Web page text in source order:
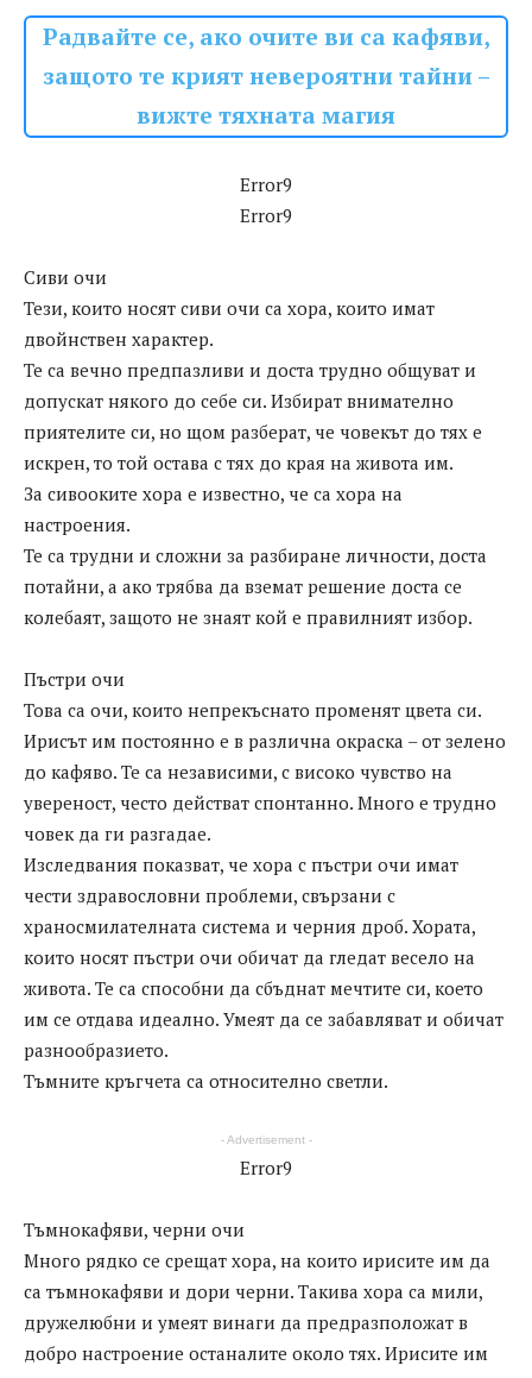
Радвайте се, ако очите ви са кафяви,
защото те крият невероятни тайни –
вижте тяхната магия
Error9
Error9
Сиви очи
Тези, които носят сиви очи са хора, които имат
двойнствен характер.
Те са вечно предпазливи и доста трудно общуват и
допускат някого до себе си. Избират внимателно
приятелите си, но щом разберат, че човекът до тях е
искрен, то той остава с тях до края на живота им.
За сивооките хора е известно, че са хора на
настроения.
Те са трудни и сложни за разбиране личности, доста
потайни, а ако трябва да вземат решение доста се
колебаят, защото не знаят кой е правилният избор.
Пъстри очи
Това са очи, които непрекъснато променят цвета си.
Ирисът им постоянно е в различна окраска – от зелено
до кафяво. Те са независими, с високо чувство на
увереност, често действат спонтанно. Много е трудно
човек да ги разгадае.
Изследвания показват, че хора с пъстри очи имат
чести здравословни проблеми, свързани с
храносмилателната система и черния дроб. Хората,
които носят пъстри очи обичат да гледат весело на
живота. Те са способни да сбъднат мечтите си, което
им се отдава идеално. Умеят да се забавляват и обичат
разнообразието.
Тъмните кръгчета са относително светли.
- Advertisement -
Error9
Тъмнокафяви, черни очи
Много рядко се срещат хора, на които ирисите им да
са тъмнокафяви и дори черни. Такива хора са мили,
дружелюбни и умеят винаги да предразположат в
добро настроение останалите около тях. Ирисите им